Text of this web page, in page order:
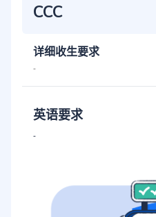
CCC
详细收生要求
-
英语要求
-